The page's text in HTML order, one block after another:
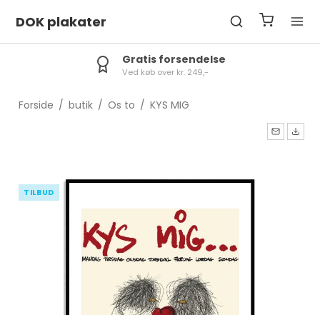
DOK plakater
Gratis forsendelse
Ved køb over kr. 249,-
Forside / butik / Os to / KYS MIG
TILBUD